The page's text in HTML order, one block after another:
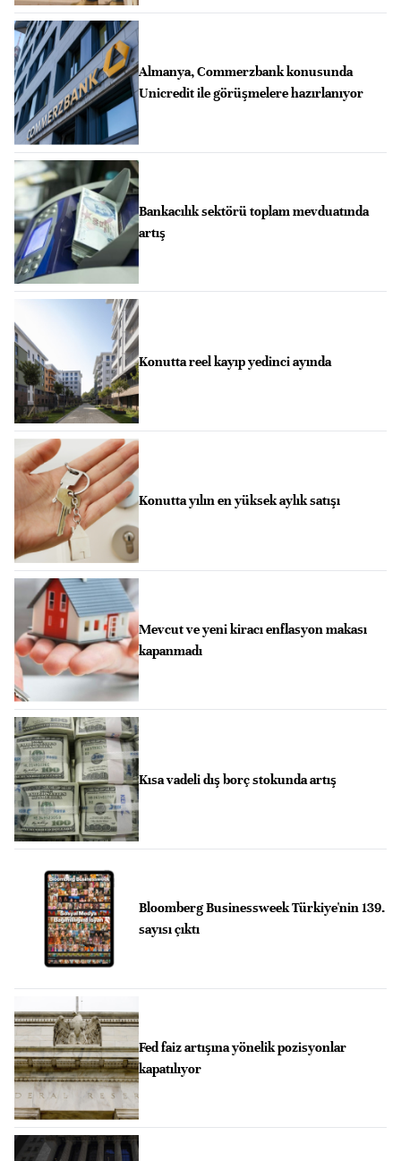
Almanya, Commerzbank konusunda
Unicredit ile görüşmelere hazırlanıyor
Bankacılık sektörü toplam mevduatında
artış
Konutta reel kayıp yedinci ayında
Konutta yılın en yüksek aylık satışı
Mevcut ve yeni kiracı enflasyon makası
kapanmadı
Kısa vadeli dış borç stokunda artış
Bloomberg Businessweek Türkiye'nin 139.
sayısı çıktı
Fed faiz artışına yönelik pozisyonlar
kapatılıyor